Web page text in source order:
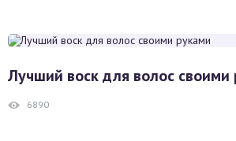
Лучший воск для волос своими
6890